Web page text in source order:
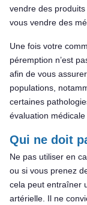
vendre des
vous vendre des
Une fois votre
péremption n’est
afin de vous
populations,
certaines
évaluation médicale
Qui ne doit
Ne pas utiliser en
ou si vous prenez
cela peut entraîner
artérielle. Il ne